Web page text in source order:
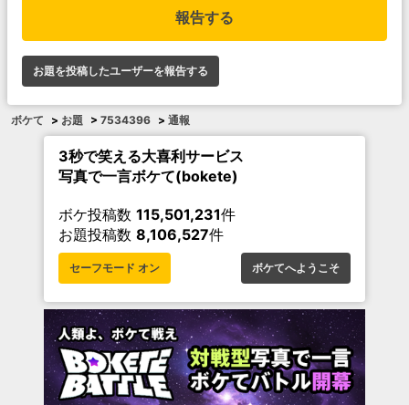
報告する
お題を投稿したユーザーを報告する
ボケて > お題 > 7534396 > 通報
3秒で笑える大喜利サービス
写真で一言ボケて(bokete)
ボケ投稿数 115,501,231件
お題投稿数 8,106,527件
セーフモード オン ボケてへようこそ